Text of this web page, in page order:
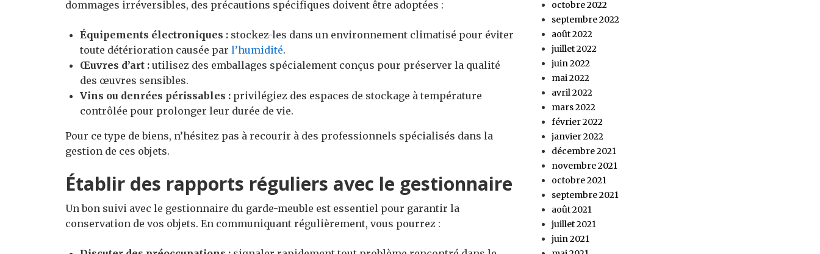
dommages irréversibles, des précautions spécifiques doivent être adoptées :
Équipements électroniques : stockez-les dans un environnement climatisé pour éviter
toute détérioration causée par l’humidité.
Œuvres d’art : utilisez des emballages spécialement conçus pour préserver la qualité
des œuvres sensibles.
Vins ou denrées périssables : privilégiez des espaces de stockage à température
contrôlée pour prolonger leur durée de vie.
Pour ce type de biens, n’hésitez pas à recourir à des professionnels spécialisés dans la
gestion de ces objets.
Établir des rapports réguliers avec le gestionnaire
Un bon suivi avec le gestionnaire du garde-meuble est essentiel pour garantir la
conservation de vos objets. En communiquant régulièrement, vous pourrez :
octobre 2022
septembre 2022
août 2022
juillet 2022
juin 2022
mai 2022
avril 2022
mars 2022
février 2022
janvier 2022
décembre 2021
novembre 2021
octobre 2021
septembre 2021
août 2021
juillet 2021
juin 2021